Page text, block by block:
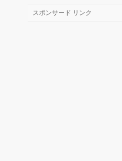
Xbox 360スポンサード リンク